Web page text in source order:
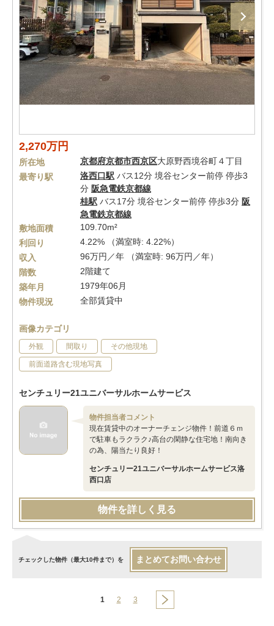
2,270万円
所在地 京都府京都市西京区大原野西境谷町４丁目
最寄り駅
洛西口駅 バス12分 境谷センター前停 停歩3
分 阪急電鉄京都線
桂駅 バス17分 境谷センター前停 停歩3分 阪
急電鉄京都線
敷地面積
109.70m²
利回り
4.22% （満室時: 4.22%）
収入
96万円／年 （満室時: 96万円／年）
階数
2階建て
築年月
1979年06月
物件現況
全部賃貸中
画像カテゴリ
外観 間取り その他現地
前面道路含む現地写真
センチュリー21ユニバーサルホームサービス
物件担当者コメント
現在賃貸中のオーナーチェンジ物件！前道６ｍ
で駐車もラクラク♪高台の閑静な住宅地！南向き
の為、陽当たり良好！
センチュリー21ユニバーサルホームサービス洛
西口店
物件を詳しく見る
チェックした物件（最大10件まで）を まとめてお問い合わせ
1 2 3